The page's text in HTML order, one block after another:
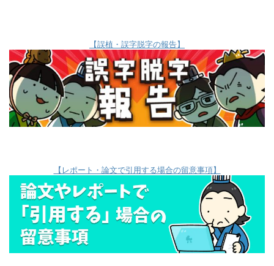
【誤植・誤字脱字の報告】
【レポート・論文で引用する場合の留意事項】